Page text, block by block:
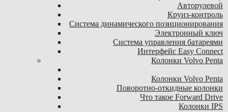
Авторулевой
Круиз-контроль
Система динамического позиционирования
Электронный ключ
Система управления батареями
Интерфейс Easy Connect
Колонки Volvo Penta
Колонки Volvo Penta
Поворотно-откидные колонки
Что такое Forward Drive
Колонки IPS